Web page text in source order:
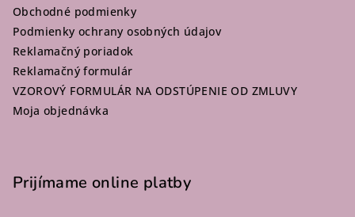
Obchodné podmienky
Podmienky ochrany osobných údajov
Reklamačný poriadok
Reklamačný formulár
VZOROVÝ FORMULÁR NA ODSTÚPENIE OD ZMLUVY
Moja objednávka
Prijímame online platby